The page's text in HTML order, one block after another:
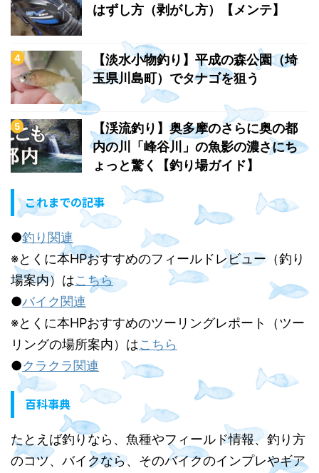
はずし方（剥がし方）【メンテ】
【淡水小物釣り】平成の森公園（埼
玉県川島町）でタナゴを狙う
【渓流釣り】奥多摩のさらに奥の都
内の川「峰谷川」の魚影の濃さにち
ょっと驚く【釣り場ガイド】
これまでの記事
●釣り関連
※とくに本HPおすすめのフィールドレビュー（釣り
場案内）はこちら
●バイク関連
※とくに本HPおすすめのツーリングレポート（ツー
リングの場所案内）はこちら
●クラクラ関連
百科事典
たとえば釣りなら、魚種やフィールド情報、釣り方
のコツ、バイクなら、そのバイクのインプレやギア